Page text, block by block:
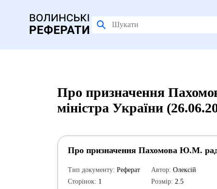
Про призначення
міністра України
Про призначення Пахомова Ю.М.
Тип документу: Реферат
Сторінок: 1
Автор: Олексій
Розмір: 2.5